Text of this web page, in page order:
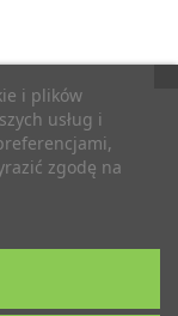
i plików
usług i
zgodę na